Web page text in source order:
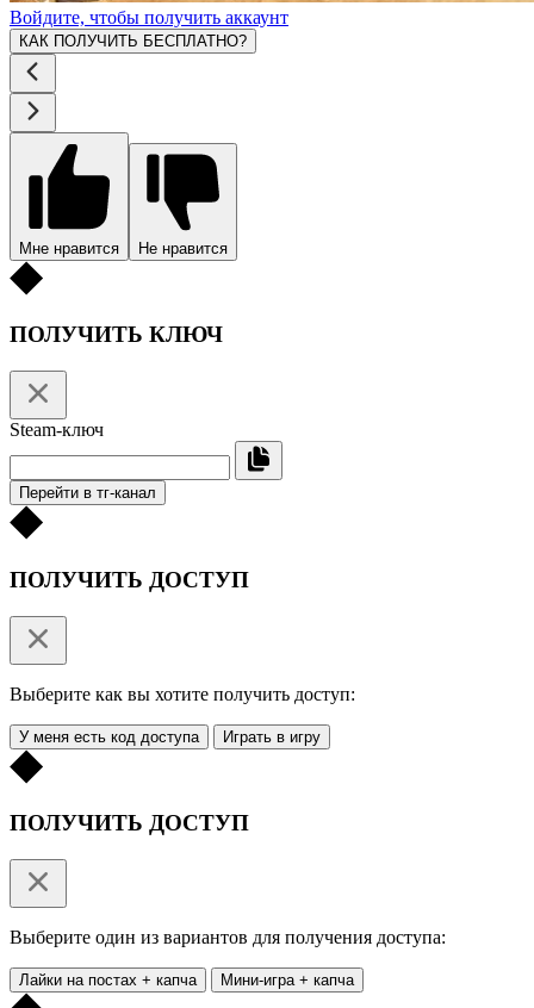
Войдите, чтобы получить аккаунт
КАК ПОЛУЧИТЬ БЕСПЛАТНО?
Мне нравится Не нравится
ПОЛУЧИТЬ КЛЮЧ
Steam-ключ
Перейти в тг-канал
ПОЛУЧИТЬ ДОСТУП
Выберите как вы хотите получить доступ:
У меня есть код доступа Играть в игру
ПОЛУЧИТЬ ДОСТУП
Выберите один из вариантов для получения доступа:
Лайки на постах + капча Мини-игра + капча